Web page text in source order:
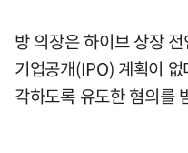
방 의장은 하이브 상장
기업공개(IPO) 계획이
각하도록 유도한 혐의를